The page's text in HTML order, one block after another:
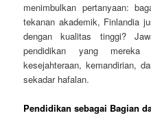
menimbulkan pertanyaan:
tekanan akademik, Finlandia
dengan kualitas tinggi?
pendidikan yang
kesejahteraan, kemandirian,
sekadar hafalan.
Pendidikan sebagai Bagian